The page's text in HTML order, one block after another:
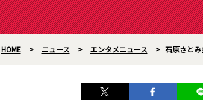
HOME > ニュース > エンタメニュース > 石原さと